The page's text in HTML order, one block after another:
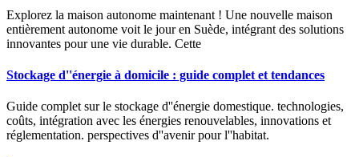
Explorez la maison autonome maintenant ! Une nouvelle maison
entièrement autonome voit le jour en Suède, intégrant des solutions
innovantes pour une vie durable. Cette
Stockage d''énergie à domicile : guide complet et tendances
Guide complet sur le stockage d''énergie domestique. technologies,
coûts, intégration avec les énergies renouvelables, innovations et
réglementation. perspectives d''avenir pour l''habitat.